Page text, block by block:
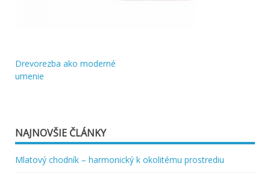
Navigácia
Drevorezba ako moderné
umenie
NAJNOVŠIE ČLÁNKY
Mlatový chodník – harmonický k okolitému prostrediu